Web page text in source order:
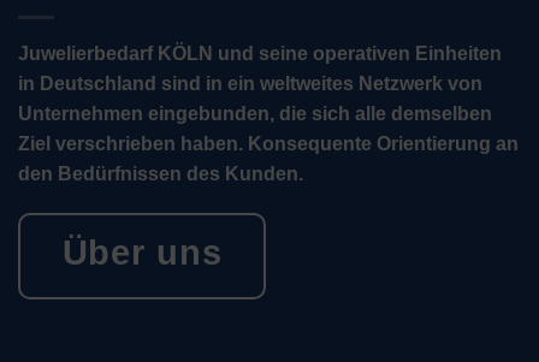
Juwelierbedarf KÖLN und seine operativen Einheiten
in Deutschland sind in ein weltweites Netzwerk von
Unternehmen eingebunden, die sich alle demselben
Ziel verschrieben haben. Konsequente Orientierung an
den Bedürfnissen des Kunden.
Über uns